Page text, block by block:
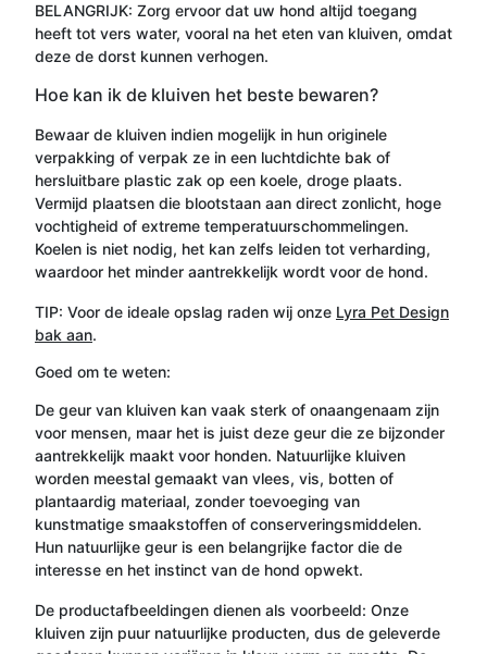
BELANGRIJK: Zorg ervoor dat uw hond altijd toegang
heeft tot vers water, vooral na het eten van kluiven, omdat
deze de dorst kunnen verhogen.
Hoe kan ik de kluiven het beste bewaren?
Bewaar de kluiven indien mogelijk in hun originele
verpakking of verpak ze in een luchtdichte bak of
hersluitbare plastic zak op een koele, droge plaats.
Vermijd plaatsen die blootstaan aan direct zonlicht, hoge
vochtigheid of extreme temperatuurschommelingen.
Koelen is niet nodig, het kan zelfs leiden tot verharding,
waardoor het minder aantrekkelijk wordt voor de hond.
TIP: Voor de ideale opslag raden wij onze Lyra Pet Design
bak aan.
Goed om te weten:
De geur van kluiven kan vaak sterk of onaangenaam zijn
voor mensen, maar het is juist deze geur die ze bijzonder
aantrekkelijk maakt voor honden. Natuurlijke kluiven
worden meestal gemaakt van vlees, vis, botten of
plantaardig materiaal, zonder toevoeging van
kunstmatige smaakstoffen of conserveringsmiddelen.
Hun natuurlijke geur is een belangrijke factor die de
interesse en het instinct van de hond opwekt.
De productafbeeldingen dienen als voorbeeld: Onze
kluiven zijn puur natuurlijke producten, dus de geleverde